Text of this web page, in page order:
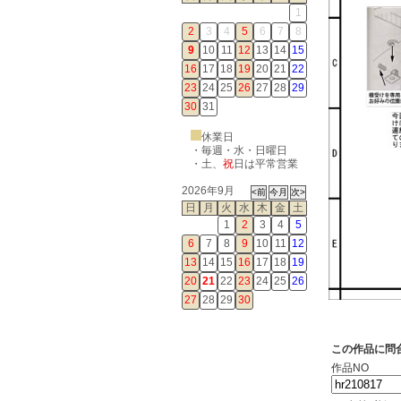
1
2
3 4 5 6 7
8
9
10 11 12 13 14 15
16 17 18 19 20 21 22
23 24 25 26 27 28 29
30 31
休業日
・毎週・水・日曜日
・ 土、 祝日は平常営業
2026年9月
日
月 火 水 木 金
土
1
2 3 4
5
6
7 8 9 10 11 12
13 14 15 16 17 18 19
20 21 22 23 24 25 26
27 28 29 30
この作品に問
作品NO